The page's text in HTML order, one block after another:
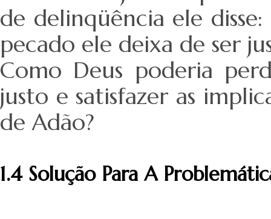
de delinqüência ele
pecado ele deixa de ser
Como Deus poderia
justo e satisfazer as
de Adão?
1.4 Solução Para A